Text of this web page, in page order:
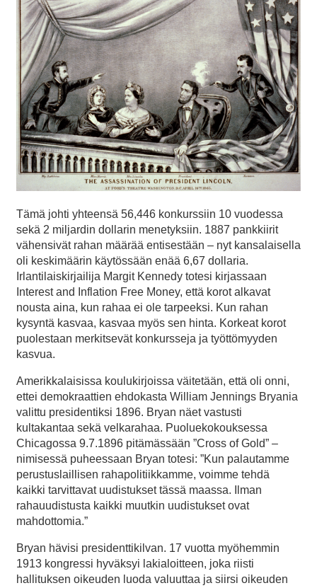
Tämä johti yhteensä 56,446 konkurssiin 10 vuodessa
sekä 2 miljardin dollarin menetyksiin. 1887 pankkiirit
vähensivät rahan määrää entisestään – nyt kansalaisella
oli keskimäärin käytössään enää 6,67 dollaria.
Irlantilaiskirjailija Margit Kennedy totesi kirjassaan
Interest and Inflation Free Money, että korot alkavat
nousta aina, kun rahaa ei ole tarpeeksi. Kun rahan
kysyntä kasvaa, kasvaa myös sen hinta. Korkeat korot
puolestaan merkitsevät konkursseja ja työttömyyden
kasvua.
Amerikkalaisissa koulukirjoissa väitetään, että oli onni,
ettei demokraattien ehdokasta William Jennings Bryania
valittu presidentiksi 1896. Bryan näet vastusti
kultakantaa sekä velkarahaa. Puoluekokouksessa
Chicagossa 9.7.1896 pitämässään ”Cross of Gold” –
nimisessä puheessaan Bryan totesi: ”Kun palautamme
perustuslaillisen rahapolitiikkamme, voimme tehdä
kaikki tarvittavat uudistukset tässä maassa. Ilman
rahauudistusta kaikki muutkin uudistukset ovat
mahdottomia.”
Bryan hävisi presidenttikilvan. 17 vuotta myöhemmin
1913 kongressi hyväksyi lakialoitteen, joka riisti
hallituksen oikeuden luoda valuuttaa ja siirsi oikeuden